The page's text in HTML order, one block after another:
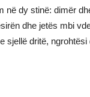
në dy stinë: dimër
dhe jetës mbi
sjellë dritë, ngrohtësi